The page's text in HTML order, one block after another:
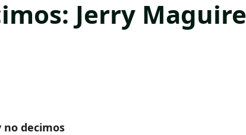
Jerry Maguire
no decimos